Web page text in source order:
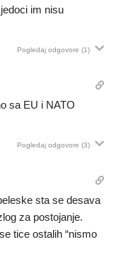
im nisu
Pogledaj odgovore (1)
sa EU i NATO
Pogledaj odgovore (3)
sta se desava
za postojanje.
tice ostalih “nismo